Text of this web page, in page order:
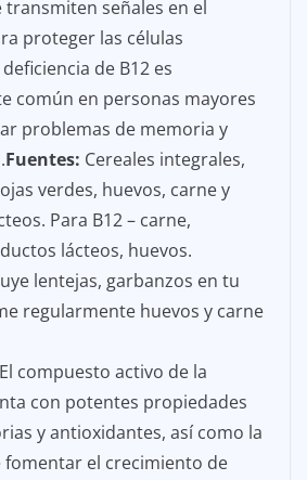
señales en el
proteger las células
de B12 es
común en personas mayores
problemas de memoria y
Fuentes: Cereales integrales,
verdes, huevos, carne y
Para B12 – carne,
lácteos, huevos.
lentejas, garbanzos en tu
regularmente huevos y carne
El compuesto activo de la
con potentes propiedades
y antioxidantes, así como la
fomentar el crecimiento de